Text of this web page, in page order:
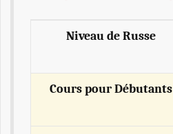
Niveau de Russe
Cours pour Débutants